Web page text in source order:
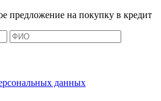
предложение на покупку в кредит
данных